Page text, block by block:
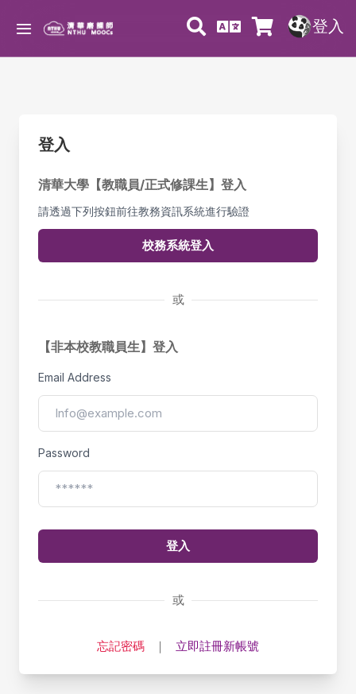
登入
登入
清華大學【教職員/正式修課生】登入
請透過下列按鈕前往教務資訊系統進行驗證
校務系統登入
或
【非本校教職員生】登入
Email Address
Password
登入
或
忘記密碼 ｜ 立即註冊新帳號